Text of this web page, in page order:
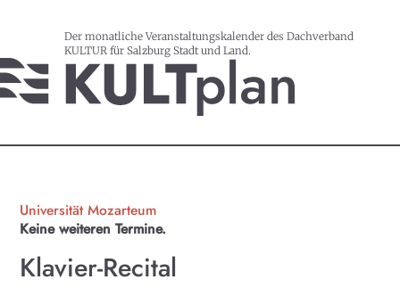
Der monatliche Veranstaltungskalender des Dachverband
KULTUR für Salzburg Stadt und Land.
Universität Mozarteum
Keine weiteren Termine.
Klavier-Recital